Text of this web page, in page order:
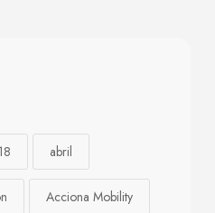
abril
Acciona Mobility